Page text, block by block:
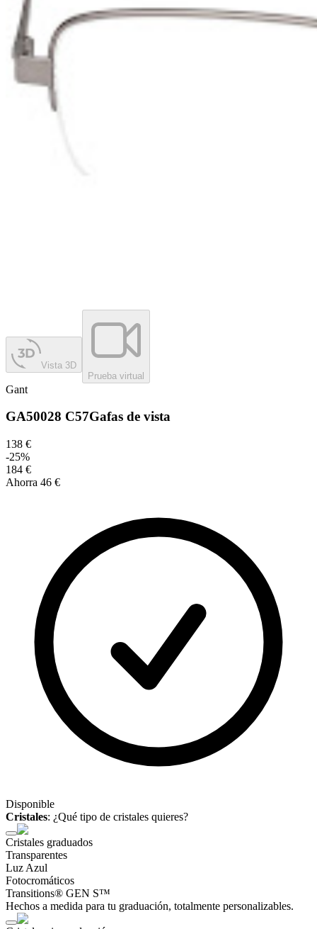
Vista 3D
Prueba virtual
Gant
GA50028 C57Gafas de vista
138 €
-25%
184 €
Ahorra 46 €
Disponible
Cristales: ¿Qué tipo de cristales quieres?
Cristales graduados
Transparentes
Luz Azul
Fotocromáticos
Transitions® GEN S™
Hechos a medida para tu graduación, totalmente personalizables.